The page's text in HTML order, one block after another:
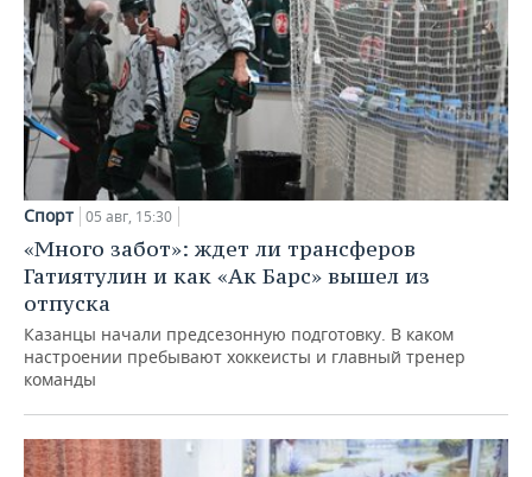
Спорт 05 авг, 15:30
«Много забот»: ждет ли трансферов
Гатиятулин и как «Ак Барс» вышел из
отпуска
Казанцы начали предсезонную подготовку. В каком
настроении пребывают хоккеисты и главный тренер
команды